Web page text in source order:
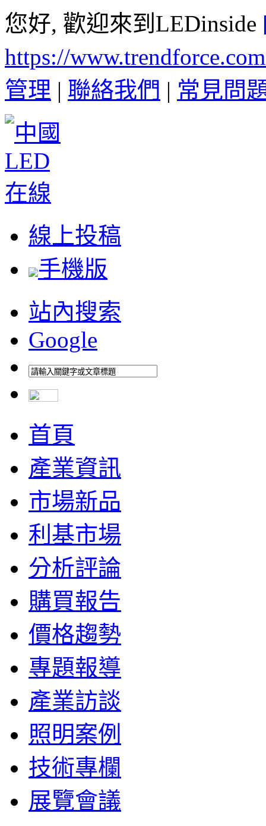
您好, 歡迎來到LEDinside
https://
管理 | 聯絡我們 | 常見問
線上投稿
手機版
站內搜索
Google
首頁
產業資訊
市場新品
利基市場
分析評論
購買報告
價格趨勢
專題報導
產業訪談
照明案例
技術專欄
展覽會議